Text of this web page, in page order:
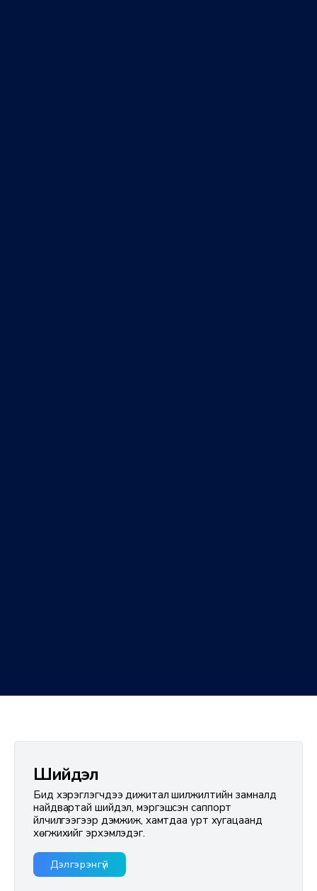
итгэлт
түнш
Мэдээллийн
технологиор
дамжуулан
амжилтыг
Шийдэл
Бид хэрэглэгчдээ дижитал шилжилтийн замналд
найдвартай шийдэл, мэргэшсэн саппорт
үйлчилгээгээр дэмжиж, хамтдаа урт хугацаанд
хөгжихийг эрхэмлэдэг.
Дэлгэрэнгүй